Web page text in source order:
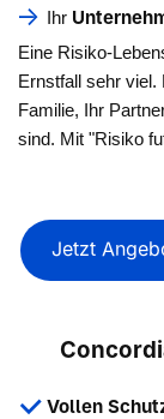
Ihr
Eine Risiko-
Ernstfall sehr viel.
Familie, Ihr
sind. Mit "Risiko
Jetzt
Vollen